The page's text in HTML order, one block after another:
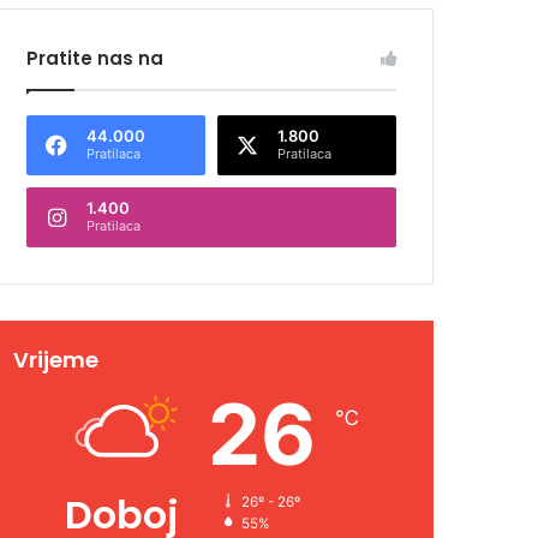
Pratite nas na
44.000
Pratilaca
1.800
Pratilaca
1.400
Pratilaca
Vrijeme
Doboj
26 ℃
26º - 26º
55%